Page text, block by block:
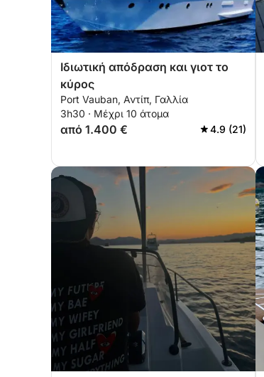
Ιδιωτική απόδραση και γιοτ το
κύρος
Port Vauban, Αντίπ, Γαλλία
3h30 · Μέχρι 10 άτομα
από 1.400 € 4.9 (21)